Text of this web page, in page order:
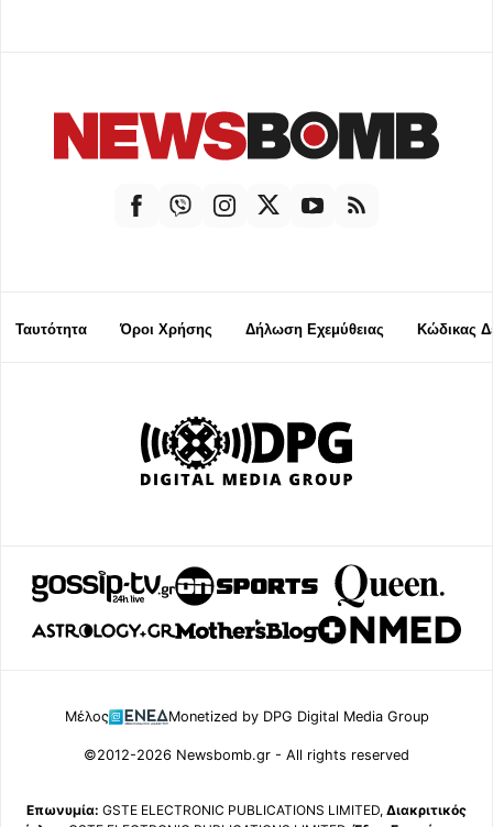
Ταυτότητα Όροι Χρήσης Δήλωση Εχεμύθειας Κώδικας
Μέλος Monetized by DPG Digital Media Group
©2012-2026 Newsbomb.gr - All rights reserved
Επωνυμία: GSTE ELECTRONIC PUBLICATIONS LIMITED, Διακριτικός